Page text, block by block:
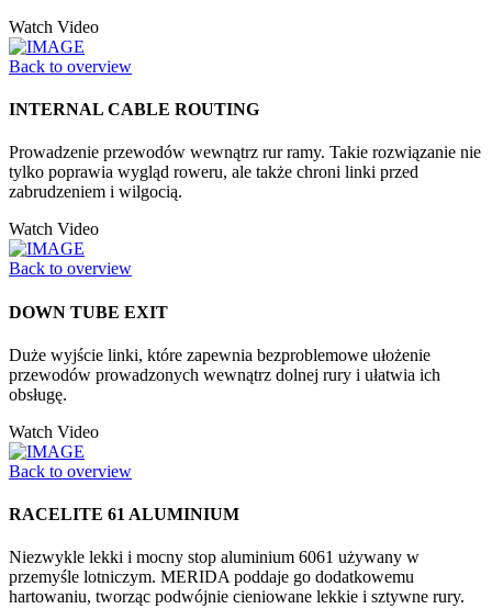
Watch Video
Back to overview
INTERNAL CABLE ROUTING
Prowadzenie przewodów wewnątrz rur ramy. Takie rozwiązanie nie
tylko poprawia wygląd roweru, ale także chroni linki przed
zabrudzeniem i wilgocią.
Watch Video
Back to overview
DOWN TUBE EXIT
Duże wyjście linki, które zapewnia bezproblemowe ułożenie
przewodów prowadzonych wewnątrz dolnej rury i ułatwia ich
obsługę.
Watch Video
Back to overview
RACELITE 61 ALUMINIUM
Niezwykle lekki i mocny stop aluminium 6061 używany w
przemyśle lotniczym. MERIDA poddaje go dodatkowemu
hartowaniu, tworząc podwójnie cieniowane lekkie i sztywne rury.